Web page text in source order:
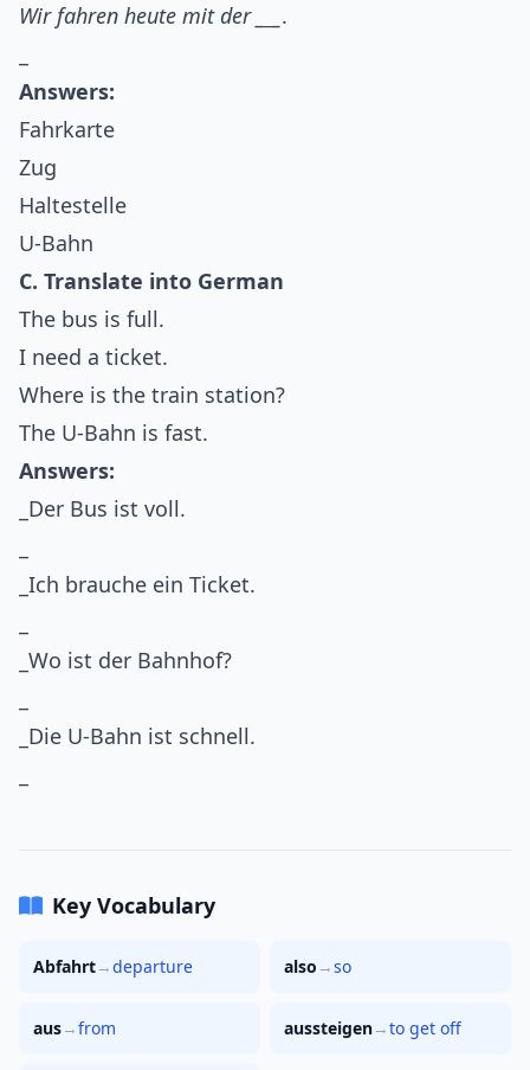
Wir fahren heute mit der _
.
Answers:
Fahrkarte
Zug
Haltestelle
U-Bahn
C. Translate into German
The bus is full.
I need a ticket.
Where is the train station?
The U-Bahn is fast.
Answers:
_Der Bus ist voll.
_Ich brauche ein Ticket.
_Wo ist der Bahnhof?
_Die U-Bahn ist schnell.
Key Vocabulary
Abfahrt→departure also →so
aus→from aussteigen→to get off